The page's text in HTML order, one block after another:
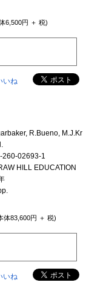
6,500円 ＋ 税)
いね
R.Bueno, M.J.Kr
260-02693-1
HILL EDUCATION
体83,600円 ＋ 税)
いね